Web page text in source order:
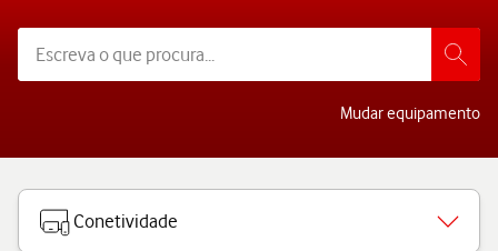
Mudar equipamento
Conetividade